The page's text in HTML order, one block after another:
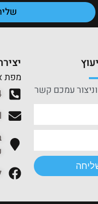
עמכם קשר
מפת